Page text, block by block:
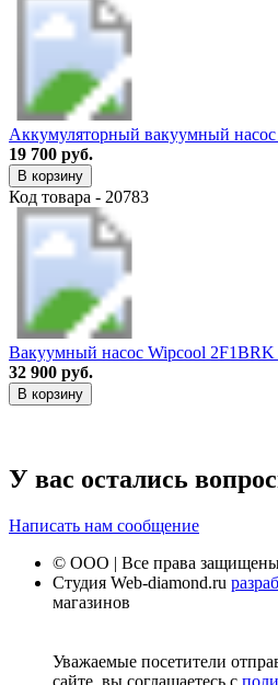
Аккумуляторный вакуумный
19 700 руб.
В корзину
Код товара - 20783
Вакуумный насос Wipcool
32 900 руб.
В корзину
У вас остались
Написать нам сообщение
© ООО | Все права
Студия Web-diamond.ru
магазинов
Уважаемые посетители
сайте, вы соглашаетесь с